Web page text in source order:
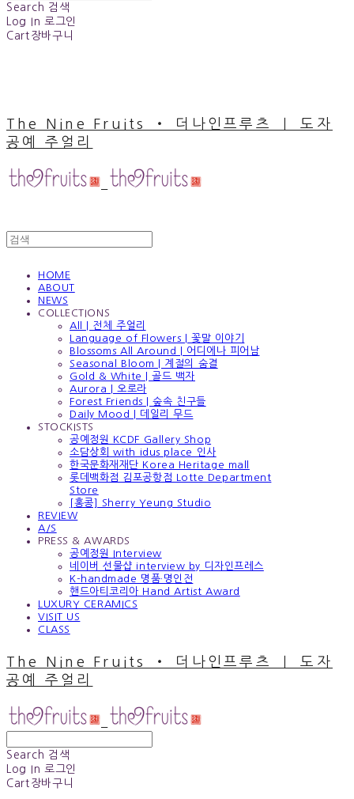
Search 검색
Log In 로그인
Cart 장바구니
The Nine Fruits ‧ 더나인프루츠 ｜ 도자
공예 주얼리
HOME
ABOUT
NEWS
COLLECTIONS
All | 전체 주얼리
Language of Flowers | 꽃말 이야기
Blossoms All Around | 어디에나 피어남
Seasonal Bloom | 계절의 숨결
Gold & White | 골드 백자
Aurora | 오로라
Forest Friends | 숲속 친구들
Daily Mood | 데일리 무드
STOCKISTS
공예정원 KCDF Gallery Shop
소담상회 with idus place 인사
한국문화재재단 Korea Heritage mall
롯데백화점 김포공항점 Lotte Department
Store
[홍콩] Sherry Yeung Studio
REVIEW
A/S
PRESS & AWARDS
공예정원 Interview
네이버 선물샵 interview by 디자인프레스
K-handmade 명품·명인전
핸드아티코리아 Hand Artist Award
LUXURY CERAMICS
VISIT US
CLASS
The Nine Fruits ‧ 더나인프루츠 ｜ 도자
공예 주얼리
Search 검색
Log In 로그인
Cart 장바구니